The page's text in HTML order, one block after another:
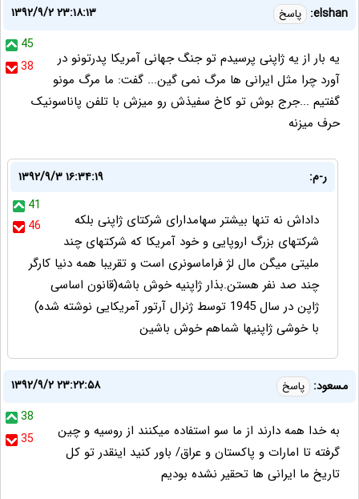
elshan: پاسخ
۱۳۹۲/۹/۲ ۲۳:۱۸:۱۳
45
38
یه بار از یه ژاپنی پرسیدم تو جنگ جهانی آمریکا پدرتونو در
آورد چرا مثل ایرانی ها مرگ نمی گین... گفت: ما مرگ مونو
گفتیم ...جرج بوش تو کاخ سفیذش رو میزش با تلفن پاناسونیک
حرف میزنه
ر-م:
۱۳۹۲/۹/۳ ۱۶:۳۴:۱۹
41
46
داداش نه تنها بیشتر سهامدارای شرکتای ژاپنی بلکه
شرکتهای بزرگ اروپایی و خود آمریکا که شرکتهای چند
ملیتی میگن مال لژ فراماسونری است و تقریبا همه دنیا کارگر
چند صد نفر هستن.بذار ژاپنیه خوش باشه(قانون اساسی
ژاپن در سال 1945 توسط ژنرال آرتور آمریکایی نوشته شده)
با خوشی ژاپنیها شماهم خوش باشین
مسعود: پاسخ
۱۳۹۲/۹/۲ ۲۳:۲۲:۵۸
38
35
به خدا همه دارند از ما سو استفاده میکنند از روسیه و چین
گرفته تا امارات و پاکستان و عراق/ باور کنید اینقدر تو کل
تاریخ ما ایرانی ها تحقیر نشده بودیم